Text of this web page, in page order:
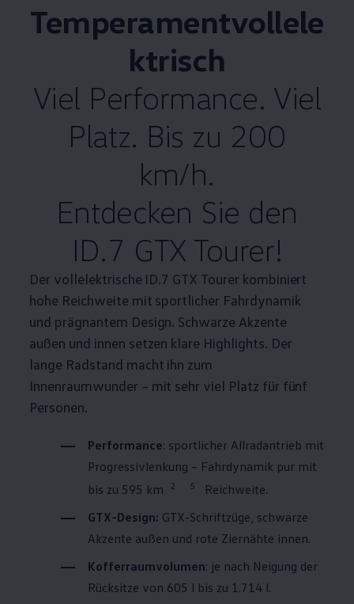
Temperamentvollele
ktrisch
Viel Performance. Viel
Platz. Bis zu 200
km/h.
Entdecken Sie den
ID.7 GTX Tourer!
Der vollelektrische ID.7 GTX Tourer kombiniert
hohe Reichweite mit sportlicher Fahrdynamik
und prägnantem Design. Schwarze Akzente
außen und innen setzen klare Highlights. Der
lange Radstand macht ihn zum
Innenraumwunder – mit sehr viel Platz für fünf
Personen.
Performance: sportlicher Allradantrieb mit
Progressivlenkung – Fahrdynamik pur mit
bis zu 595 km
2 5
Reichweite.
GTX-Design: GTX-Schriftzüge, schwarze
Akzente außen und rote Ziernähte innen.
Kofferraumvolumen: je nach Neigung der
Rücksitze von 605 l bis zu 1.714 l.